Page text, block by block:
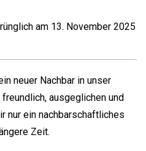
am 13. November 2025
neuer Nachbar in unser
ausgeglichen und
nur ein nachbarschaftliches
Zeit.